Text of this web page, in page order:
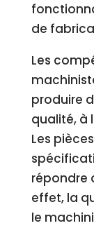
de
Les
produire
qualité, à
Les
répondre
effet, la
le